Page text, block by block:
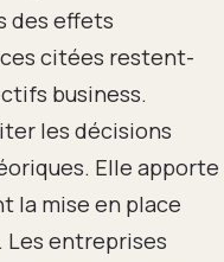
des effets
citées restent-
business.
les décisions
Elle apporte
la mise en place
Les entreprises